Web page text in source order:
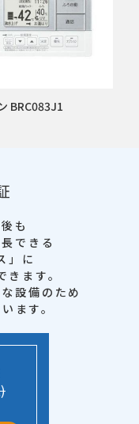
BRC083J1
も
できる
」に
ます。
設備のため
ます。